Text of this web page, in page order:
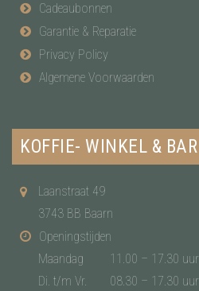
Cadeaubonnen
Garantie & Reparatie
Privacy Policy
Algemene Voorwaarden
KOFFIE- WINKEL & BAR
Laanstraat 49
3743 BB Baarn
Openingstijden
Maandag
11.00 – 17.30 uur
Di. t/m Vr.
08.30 – 17.30 uur